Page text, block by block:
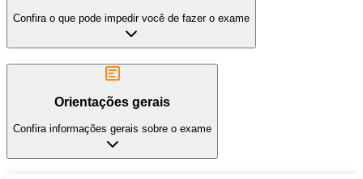
Confira o que pode impedir você de fazer o exame
Orientações gerais
Confira informações gerais sobre o exame